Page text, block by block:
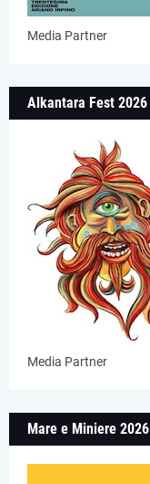
Media Partner
Alkantara Fest 2026
Media Partner
Mare e Miniere 2026